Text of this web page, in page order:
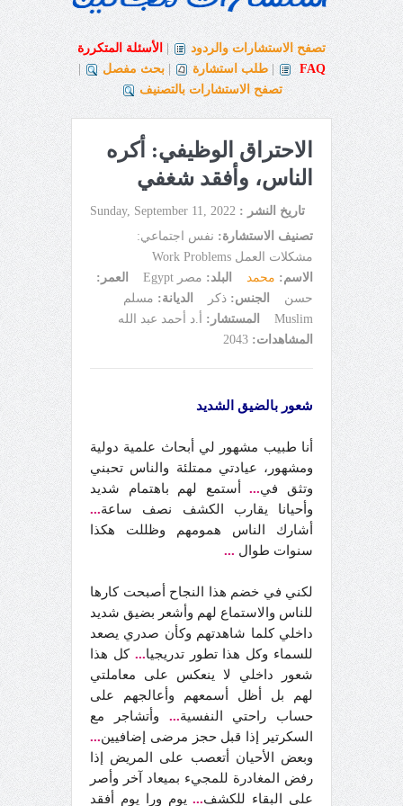
تصفح الاستشارات والردود
الأسئلة المتكررة
FAQ
طلب استشارة بحث مفصل
تصفح الاستشارات بالتصنيف
الاحتراق الوظيفي: أكره
الناس، وأفقد شغفي
تاريخ النشر : Sunday, September 11, 2022
تصنيف الاستشارة: نفس اجتماعي:
مشكلات العمل Work Problems
الاسم: محمد البلد: مصر Egypt
العمر:
حسن
الجنس: ذكر الديانة: مسلم
Muslim
المستشار:
أ.د أحمد عبد الله
المشاهدات: 2043
شعور بالضيق الشديد
أنا طبيب مشهور لي أبحاث علمية دولية
ومشهور، عيادتي ممتلئة والناس تحبني
وتثق في...أستمع لهم باهتمام شديد
وأحيانا يقارب الكشف نصف ساعة...
أشارك الناس همومهم وظللت هكذا
سنوات طوال ...
لكني في خضم هذا النجاح أصبحت كارها
للناس والاستماع لهم وأشعر بضيق شديد
داخلي كلما شاهدتهم وكأن صدري يصعد
للسماء وكل هذا تطور تدريجيا...كل هذا
شعور داخلي لا ينعكس على معاملتي
لهم بل أظل أسمعهم وأعالجهم على
حساب راحتي النفسية... وأتشاجر مع
السكرتير إذا قبل حجز مرضى إضافيين...
وبعض الأحيان أتعصب على المريض إذا
رفض المغادرة للمجيء بميعاد آخر وأصر
على البقاء للكشف... يوم ورا يوم أفقد